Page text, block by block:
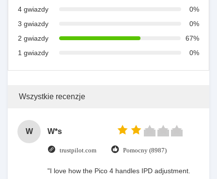
4 gwiazdy
0%
3 gwiazdy
0%
2 gwiazdy
67%
1 gwiazdy
0%
Wszystkie recenzje
W W*s
trustpilot.com Pomocny (8987)
"I love how the Pico 4 handles IPD adjustment.